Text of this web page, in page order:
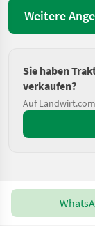
Weitere
Sie haben
verkaufen?
Auf